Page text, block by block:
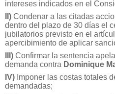
intereses indicados en el
II) Condenar a las citadas
dentro del plazo de 30 días el
jubilatorios previsto en el
apercibimiento de aplicar
III) Confirmar la sentencia
demanda contra Dominique
IV) Imponer las costas totales
demandadas;